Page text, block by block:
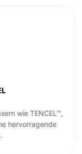
wie TENCEL™,
hervorragende